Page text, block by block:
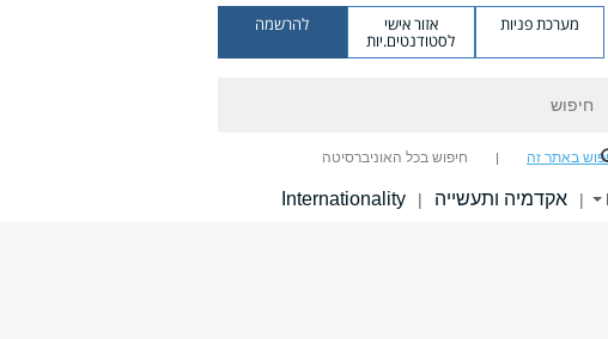
מערכת פניות אזור אישי
לסטודנטים.יות
להרשמה
באתר זה חיפוש בכל האוניברסיטה
| אקדמיה ותעשייה |
Internationality